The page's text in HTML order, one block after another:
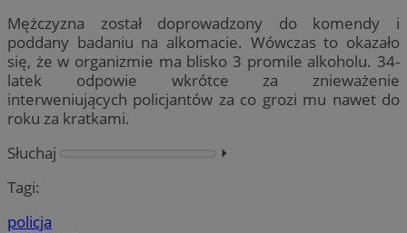
Mężczyzna został doprowadzony do komendy i
poddany badaniu na alkomacie. Wówczas to okazało
się, że w organizmie ma blisko 3 promile alkoholu. 34-
latek odpowie wkrótce za znieważenie
interweniujących policjantów za co grozi mu nawet do
roku za kratkami.
Słuchaj
⏵︎
Tagi:
policja